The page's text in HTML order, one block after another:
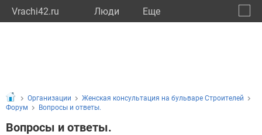
Vrachi42.ru Люди Eще
Организации
Женская консультация на бульваре Строителей
Форум
Вопросы и ответы.
Вопросы и ответы.